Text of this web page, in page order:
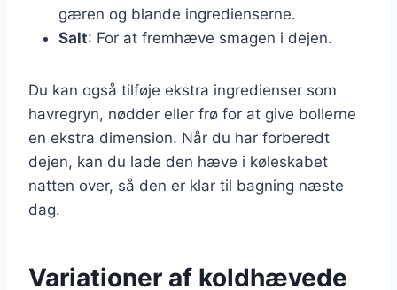
gæren og blande ingredienserne.
Salt: For at fremhæve smagen i dejen.
Du kan også tilføje ekstra ingredienser som
havregryn, nødder eller frø for at give bollerne
en ekstra dimension. Når du har forberedt
dejen, kan du lade den hæve i køleskabet
natten over, så den er klar til bagning næste
dag.
Variationer af koldhævede